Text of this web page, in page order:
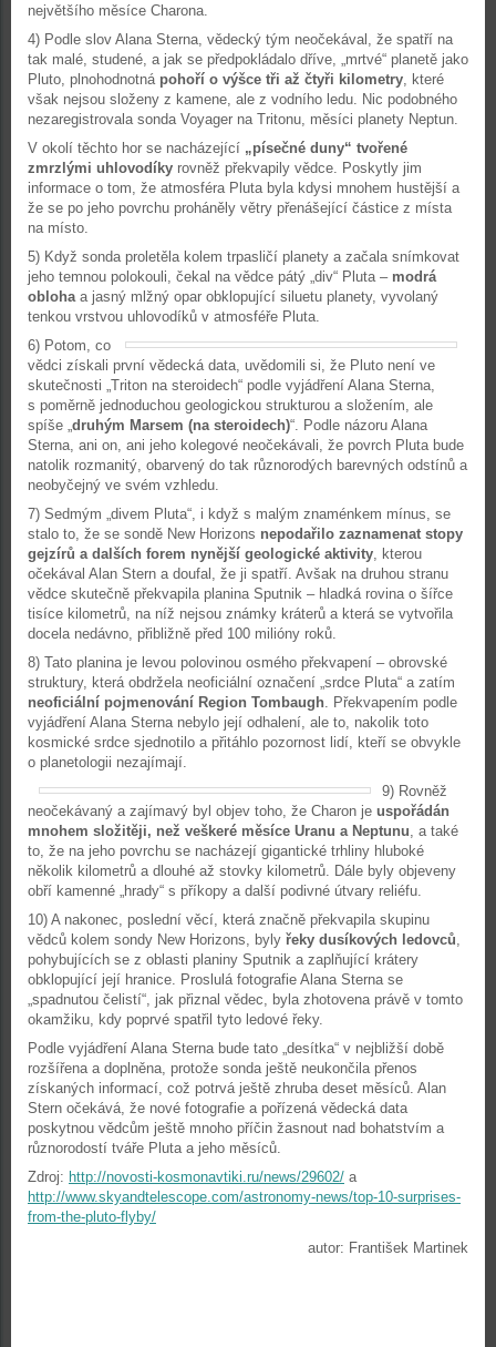
největšího měsíce Charona.
4) Podle slov Alana Sterna, vědecký tým neočekával, že spatří na
tak malé, studené, a jak se předpokládalo dříve, „mrtvé“ planetě jako
Pluto, plnohodnotná pohoří o výšce tři až čtyři kilometry, které
však nejsou složeny z kamene, ale z vodního ledu. Nic podobného
nezaregistrovala sonda Voyager na Tritonu, měsíci planety Neptun.
V okolí těchto hor se nacházející „písečné duny“ tvořené
zmrzlými uhlovodíky rovněž překvapily vědce. Poskytly jim
informace o tom, že atmosféra Pluta byla kdysi mnohem hustější a
že se po jeho povrchu proháněly větry přenášející částice z místa
na místo.
5) Když sonda proletěla kolem trpasličí planety a začala snímkovat
jeho temnou polokouli, čekal na vědce pátý „div“ Pluta – modrá
oblohaa jasný mlžný opar obklopující siluetu planety, vyvolaný
tenkou vrstvou uhlovodíků v atmosféře Pluta.
6) Potom, co
vědci získali první vědecká data, uvědomili si, že Pluto není ve
skutečnosti „Triton na steroidech“ podle vyjádření Alana Sterna,
s poměrně jednoduchou geologickou strukturou a složením, ale
spíše „druhým Marsem (na steroidech)“. Podle názoru Alana
Sterna, ani on, ani jeho kolegové neočekávali, že povrch Pluta bude
natolik rozmanitý, obarvený do tak různorodých barevných odstínů a
neobyčejný ve svém vzhledu.
7) Sedmým „divem Pluta“, i když s malým znaménkem mínus, se
stalo to, že se sondě New Horizons nepodařilo zaznamenat stopy
gejzírů a dalších forem nynější geologické aktivity, kterou
očekával Alan Stern a doufal, že ji spatří. Avšak na druhou stranu
vědce skutečně překvapila planina Sputnik – hladká rovina o šířce
tisíce kilometrů, na níž nejsou známky kráterů a která se vytvořila
docela nedávno, přibližně před 100 milióny roků.
8) Tato planina je levou polovinou osmého překvapení – obrovské
struktury, která obdržela neoficiální označení „srdce Pluta“ a zatím
neoficiální pojmenování Region Tombaugh. Překvapením podle
vyjádření Alana Sterna nebylo její odhalení, ale to, nakolik toto
kosmické srdce sjednotilo a přitáhlo pozornost lidí, kteří se obvykle
o planetologii nezajímají.
9) Rovněž
neočekávaný a zajímavý byl objev toho, že Charon je uspořádán
mnohem složitěji, než veškeré měsíce Uranu a Neptunu, a také
to, že na jeho povrchu se nacházejí gigantické trhliny hluboké
několik kilometrů a dlouhé až stovky kilometrů. Dále byly objeveny
obří kamenné „hrady“ s příkopy a další podivné útvary reliéfu.
10) A nakonec, poslední věcí, která značně překvapila skupinu
vědců kolem sondy New Horizons, byly řeky dusíkových ledovců,
pohybujících se z oblasti planiny Sputnik a zaplňující krátery
obklopující její hranice. Proslulá fotografie Alana Sterna se
„spadnutou čelistí“, jak přiznal vědec, byla zhotovena právě v tomto
okamžiku, kdy poprvé spatřil tyto ledové řeky.
Podle vyjádření Alana Sterna bude tato „desítka“ v nejbližší době
rozšířena a doplněna, protože sonda ještě neukončila přenos
získaných informací, což potrvá ještě zhruba deset měsíců. Alan
Stern očekává, že nové fotografie a pořízená vědecká data
poskytnou vědcům ještě mnoho příčin žasnout nad bohatstvím a
různorodostí tváře Pluta a jeho měsíců.
Zdroj: http://novosti-kosmonavtiki.ru/news/29602/ a
http://www.skyandtelescope.com/astronomy-news/top-10-surprises-
from-the-pluto-flyby/
autor: František Martinek